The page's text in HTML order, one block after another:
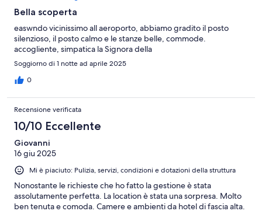
Bella scoperta
easwndo vicinissimo all aeroporto, abbiamo gradito il posto
silenzioso, il posto calmo e le stanze belle, commode.
accogliente, simpatica la Signora della
Soggiorno di 1 notte ad aprile 2025
0
Recensione verificata
10/10 Eccellente
Giovanni
16 giu 2025
Mi è piaciuto: Pulizia, servizi, condizioni e dotazioni della struttura
Nonostante le richieste che ho fatto la gestione è stata
assolutamente perfetta. La location è stata una sorpresa. Molto
ben tenuta e comoda. Camere e ambienti da hotel di fascia alta.